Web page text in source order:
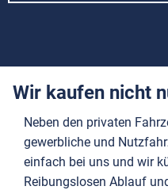
Wir kaufen nicht
Neben den privaten
gewerbliche und
einfach bei uns und wir
Reibungslosen Ablauf